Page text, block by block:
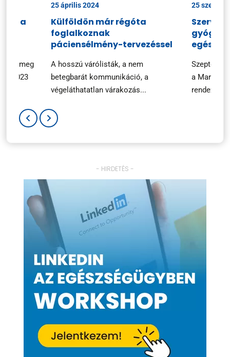
a
meg
2023
25 április 2024
Külföldön már régóta
foglalkoznak
páciensélmény-tervezéssel
A hosszú várólisták, a nem
betegbarát kommunikáció, a
végeláthatatlan várakozás...
25
a
- HIRDETÉS -